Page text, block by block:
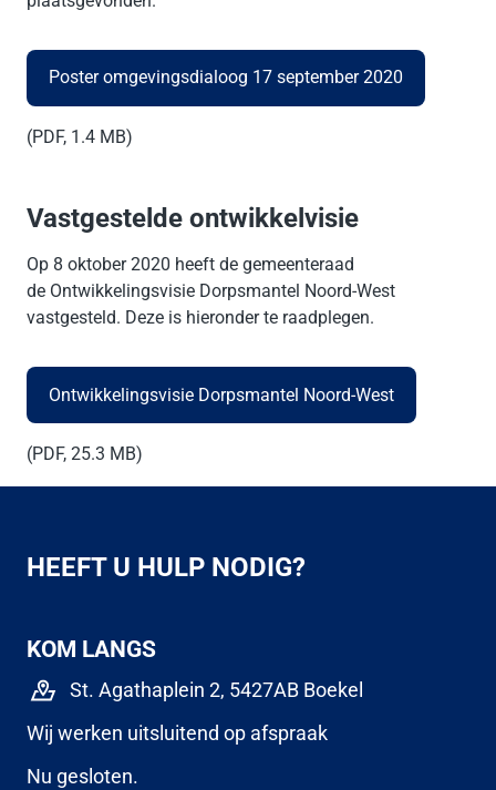
Poster omgevingsdialoog 17 september 2020
(PDF, 1.4 MB)
Vastgestelde ontwikkelvisie
Op 8 oktober 2020 heeft de gemeenteraad
de Ontwikkelingsvisie Dorpsmantel Noord-West
vastgesteld. Deze is hieronder te raadplegen.
Ontwikkelingsvisie Dorpsmantel Noord-West
(PDF, 25.3 MB)
HEEFT U HULP NODIG?
KOM LANGS
St. Agathaplein 2, 5427AB Boekel
Wij werken uitsluitend op afspraak
Nu gesloten.